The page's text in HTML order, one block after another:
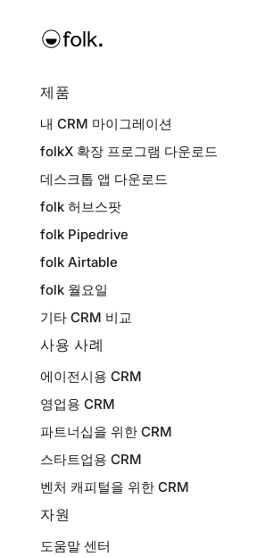
제품
내 CRM 마이그레이션
folkX 확장 프로그램 다운로드
데스크톱 앱 다운로드
folk 허브스팟
folk Pipedrive
folk Airtable
folk 월요일
기타 CRM 비교
사용 사례
에이전시용 CRM
영업용 CRM
파트너십을 위한 CRM
스타트업용 CRM
벤처 캐피털을 위한 CRM
자원
도움말 센터